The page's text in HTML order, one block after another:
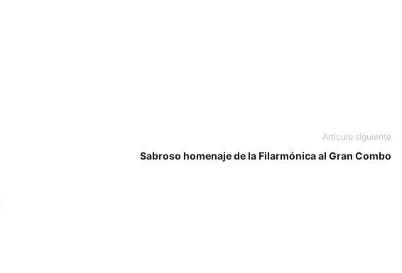
Artículo siguiente
Sabroso homenaje de la Filarmónica al Gran Combo